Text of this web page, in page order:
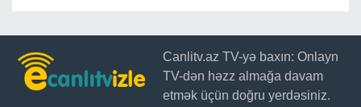
Canlitv.az TV-yə baxın: Onlayn
TV-dən həzz almağa davam
etmək üçün doğru yerdəsiniz.